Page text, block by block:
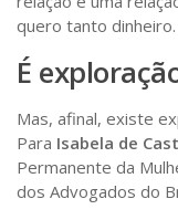
quero tanto
É
Mas, afinal, existe
Para Isabela de
Permanente da
dos Advogados do